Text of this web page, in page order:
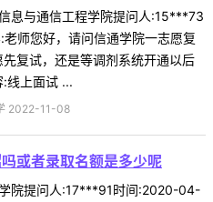
息与通信工程学院提问人:15***73
师您好，请问信通学院一志愿复
复试，还是等调剂系统开通以后
线上面试 ...
2022-11-08
或者录取名额是多少呢
院提问人:17***91时间:2020-04-